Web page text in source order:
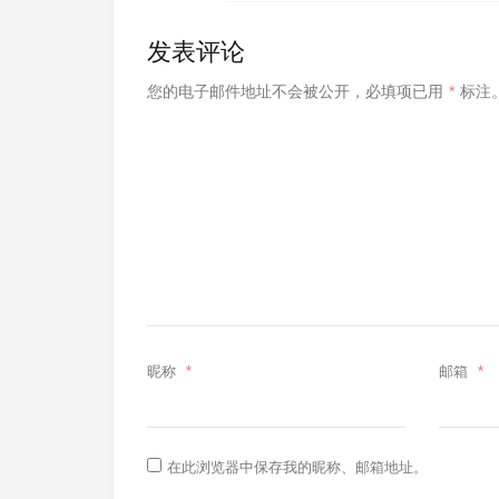
发表评论
您的电子邮件地址不会被公开， 必填项已用 * 标注
昵称 * 邮箱 *
在此浏览器中保存我的昵称、邮箱地址。